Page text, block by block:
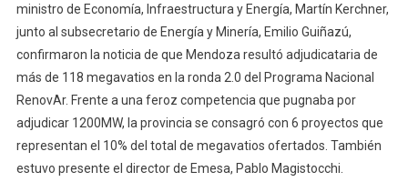
ministro de Economía, Infraestructura y Energía, Martín Kerchner,
junto al subsecretario de Energía y Minería, Emilio Guiñazú,
confirmaron la noticia de que Mendoza resultó adjudicataria de
más de 118 megavatios en la ronda 2.0 del Programa Nacional
RenovAr. Frente a una feroz competencia que pugnaba por
adjudicar 1200MW, la provincia se consagró con 6 proyectos que
representan el 10% del total de megavatios ofertados. También
estuvo presente el director de Emesa, Pablo Magistocchi.